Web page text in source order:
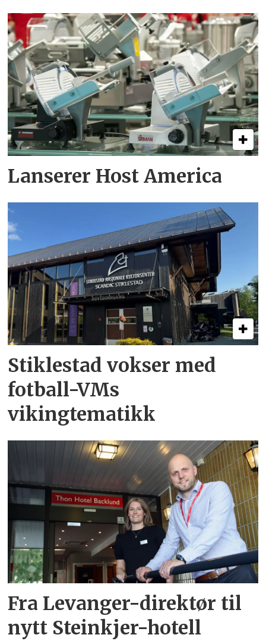
Lanserer Host America
Stiklestad vokser med
fotball-VMs
vikingtematikk
Fra Levanger-direktør til
nytt Steinkjer-hotell